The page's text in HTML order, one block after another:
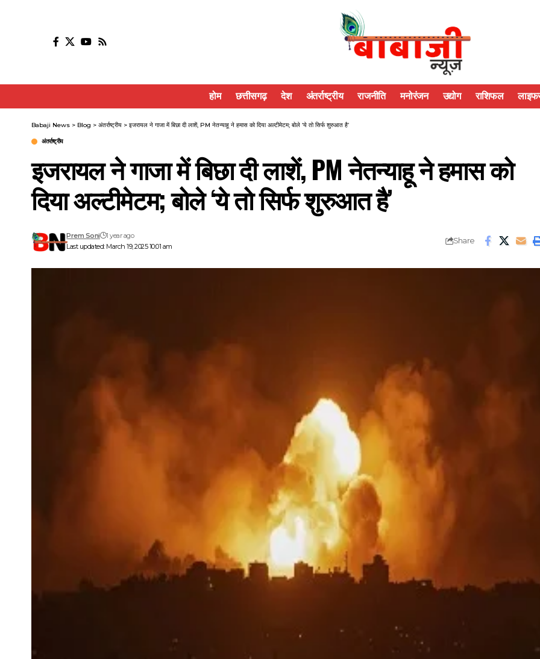
होम छत्तीसगढ़ देश अंतर्राष्ट्रीय राजनीति मनोरंजन उद्योग राशिफल
Babaji News > Blog > अंतर्राष्ट्रीय > इजरायल ने गाजा में बिछा दी लाशें, PM नेतन्याहू ने हमास को दिया अल्टीमेटम; बोले ‘ये तो सिर्फ शुरुआत है’
अंतर्राष्ट्रीय
इजरायल ने गाजा में बिछा दी लाशें, PM नेतन्याहू ने हमास को
दिया अल्टीमेटम; बोले ‘ये तो सिर्फ शुरुआत है’
Last updated: March 19, 2025 10:01 am
Prem Soni 1 year ago
Share